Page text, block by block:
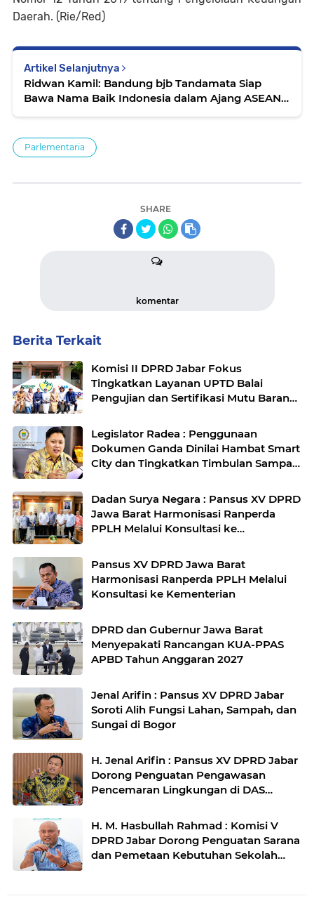
Daerah. (Rie/Red)
Artikel Selanjutnya
Ridwan Kamil: Bandung bjb Tandamata Siap
Bawa Nama Baik Indonesia dalam Ajang ASEAN
Parlementaria
SHARE
komentar
Berita Terkait
Komisi II DPRD Jabar Fokus
Tingkatkan Layanan UPTD Balai
Pengujian dan Sertifikasi Mutu Barang
Legislator Radea : Penggunaan
Dokumen Ganda Dinilai Hambat Smart
City dan Tingkatkan Timbulan Sampah
Dadan Surya Negara : Pansus XV DPRD
Jawa Barat Harmonisasi Ranperda
PPLH Melalui Konsultasi ke
Pansus XV DPRD Jawa Barat
Harmonisasi Ranperda PPLH Melalui
Konsultasi ke Kementerian
DPRD dan Gubernur Jawa Barat
Menyepakati Rancangan KUA-PPAS
APBD Tahun Anggaran 2027
Jenal Arifin : Pansus XV DPRD Jabar
Soroti Alih Fungsi Lahan, Sampah, dan
Sungai di Bogor
H. Jenal Arifin : Pansus XV DPRD Jabar
Dorong Penguatan Pengawasan
Pencemaran Lingkungan di DAS
H. M. Hasbullah Rahmad : Komisi V
DPRD Jabar Dorong Penguatan Sarana
dan Pemetaan Kebutuhan Sekolah